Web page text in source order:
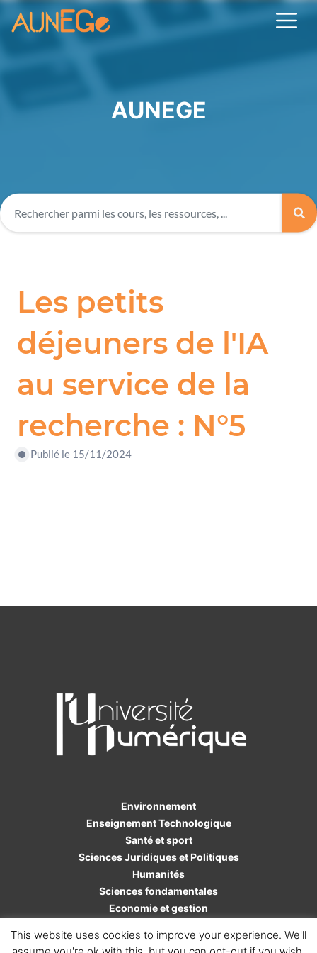
AUNEGE
Les petits
déjeuners de l'IA
au service de la
recherche : N°5
Publié le 15/11/2024
Environnement
Enseignement Technologique
Santé et sport
Sciences Juridiques et Politiques
Humanités
Sciences fondamentales
Economie et gestion
This website uses cookies to improve your experience. We'll